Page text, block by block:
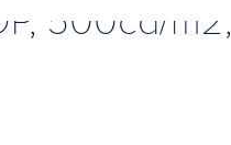
500cd/m2,